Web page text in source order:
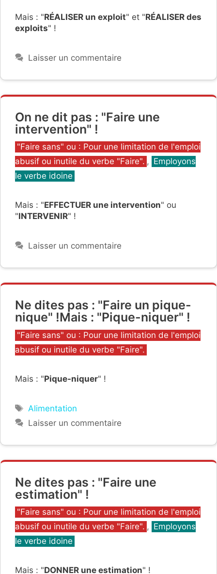
Mais : "RÉALISER un exploit" et "RÉALISER des
exploits" !
Laisser un commentaire
On ne dit pas : "Faire une
intervention" !
Catégories
"Faire sans" ou : Pour une limitation de l'emploi
abusif ou inutile du verbe "Faire". , Employons
le verbe idoine
Mais : "EFFECTUER une intervention" ou
"INTERVENIR" !
Laisser un commentaire
Ne dites pas : "Faire un pique-
nique" !Mais : "Pique-niquer" !
Catégories
"Faire sans" ou : Pour une limitation de l'emploi
abusif ou inutile du verbe "Faire".
Mais : "Pique-niquer" !
Étiquettes
Alimentation
Laisser un commentaire
Ne dites pas : "Faire une
estimation" !
Catégories
"Faire sans" ou : Pour une limitation de l'emploi
abusif ou inutile du verbe "Faire". , Employons
le verbe idoine
Mais : "DONNER une estimation" !